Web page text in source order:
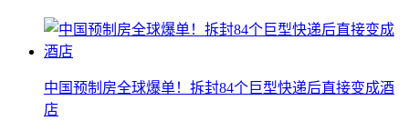
中国预制房全球爆单！拆封84个巨型快递后直接变成酒
店